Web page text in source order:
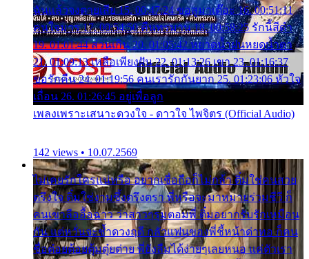
ฉันแล้วจงตายเสีย 15. 00:47:24 ขอสูมาเต๊อะ 16. 00:51:11
คนใจมาร 17. 00:54:50 คืนทรมาน 18. 00:58:25 รักนี้สีดำ
19. 01:01:44 ส่วนเกิน 20. 01:05:42 หยาดน้ำฝนหยดน้ำตา
21. 01:09:13 เหลือเพียงฝัน 22. 01:13:26 เขา 23. 01:16:37
ขอรักคืน 24. 01:19:56 คนเรารักกันยาก 25. 01:23:06 หัวใจ
เถื่อน 26. 01:26:45 อยู่เพื่อลูก
เพลงเพราะเสนาะดวงใจ - ดาวใจ ไพจิตร (Official Audio)
142 views • 10.07.2569
ไม่เคยรักใครแน่หรือ อยากเชื่อถือก็ไม่กล้า ติ๋มใช่คนสวย
ตรึงใจ ติ๋มใช่งามซึ้งตรึงตรา พี่หรือจะมาหมายร่วมชีวี ก็
คนเขาลืออื้อฉาว ว่าสาวๆรุมตอมพี่ ติ๋มอยากรับรักเหมือน
กัน แต่หวั่นจะช้ำดวงฤดี กลัวแฟนของพี่ชี้หน้าด่าทอ ก็คน
ชื่อต๋อยต้อยตุ้มตุ๋ยต่าย พี่ยังลืมได้ง่ายๆเลยหนอ แค่ตัวเรา